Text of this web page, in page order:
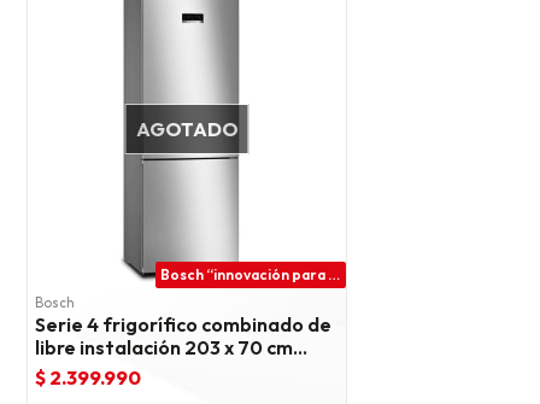
AGOTADO
Bosch “innovación para tu vida”
Bosch
Serie 4 frigorífico combinado de
libre instalación 203 x 70 cm
acero cepillado antihuellas
$ 2.399.990